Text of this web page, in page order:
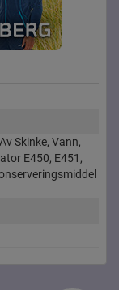
Skinke, Vann,
E450, E451,